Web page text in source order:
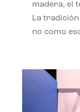
madera, el
La
no como